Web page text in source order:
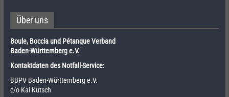
Über uns
Boule, Boccia und Pétanque Verband
Baden-Württemberg e.V.
Kontaktdaten des Notfall-Service:
BBPV Baden-Württemberg e.V.
c/o Kai Kutsch